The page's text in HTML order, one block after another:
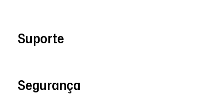
Ibitinga / SP
Apaixonada por ele, muito fresco e
Suporte
Segurança